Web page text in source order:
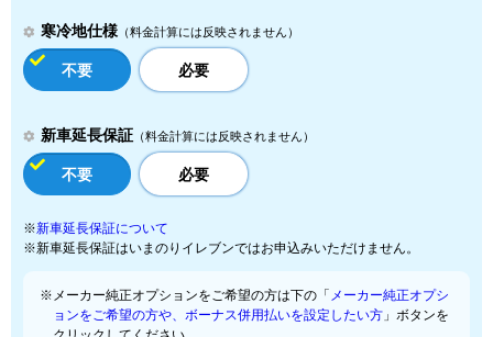
寒冷地仕様（料金計算には反映されません）
不要 必要
新車延長保証（料金計算には反映されません）
不要 必要
※新車延長保証について
※新車延長保証はいまのりイレブンではお申込みいただけません。
※メーカー純正オプションをご希望の方は下の「 メーカー純正オプシ
ョンをご希望の方や、ボーナス併用払いを設定したい方 」ボタンを